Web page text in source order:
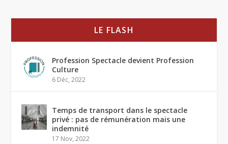
LE FLASH
Profession Spectacle devient Profession
Culture
6 Déc, 2022
Temps de transport dans le spectacle
privé : pas de rémunération mais une
indemnité
17 Nov, 2022